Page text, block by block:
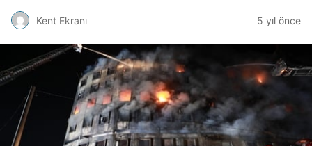
Kent Ekranı 5 yıl önce